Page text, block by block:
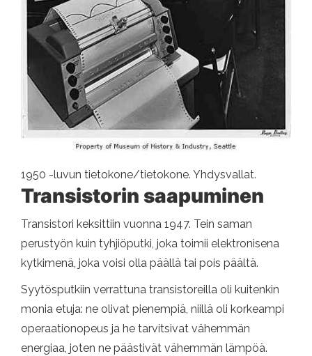
1950 -luvun tietokone/tietokone. Yhdysvallat.
Transistorin saapuminen
Transistori keksittiin vuonna 1947. Tein saman
perustyön kuin tyhjiöputki, joka toimii elektronisena
kytkimenä, joka voisi olla päällä tai pois päältä.
Syytösputkiin verrattuna transistoreilla oli kuitenkin
monia etuja: ne olivat pienempiä, niillä oli korkeampi
operaationopeus ja he tarvitsivat vähemmän
energiaa, joten ne päästivät vähemmän lämpöä.